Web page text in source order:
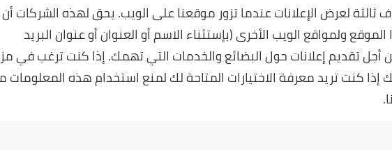
ثالثة لعرض الإعلانات عندما تزور موقعنا على الويب. يحق لهذه الشركات أن
ولمواقع الويب الأخرى (بإستثناء الاسم أو العنوان أو عنوان البريد
أجل تقديم إعلانات حول البضائع والخدمات التي تهمك. إذا كنت ترغب في
كنت تريد معرفة الاختيارات المتاحة لك لمنع استخدام هذه المعلومات